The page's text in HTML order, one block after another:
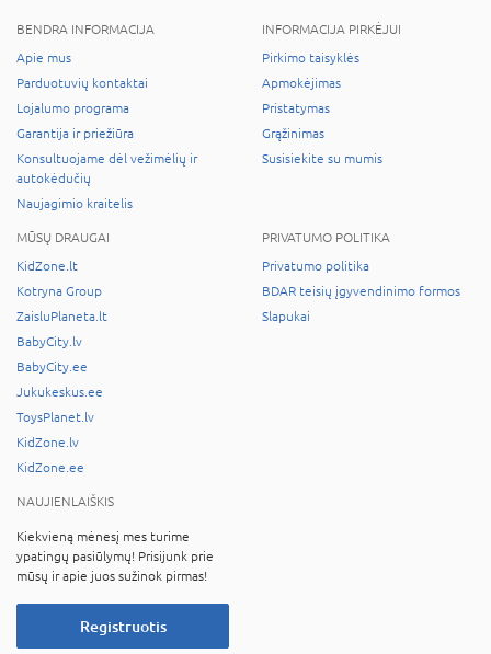
BENDRA INFORMACIJA
Apie mus
Parduotuvių kontaktai
Lojalumo programa
Garantija ir priežiūra
Konsultuojame dėl vežimėlių ir
autokėdučių
Naujagimio kraitelis
INFORMACIJA PIRKĖJUI
Pirkimo taisyklės
Apmokėjimas
Pristatymas
Grąžinimas
Susisiekite su mumis
MŪSŲ DRAUGAI
KidZone.lt
Kotryna Group
ZaisluPlaneta.lt
BabyCity.lv
BabyCity.ee
Jukukeskus.ee
ToysPlanet.lv
KidZone.lv
KidZone.ee
PRIVATUMO POLITIKA
Privatumo politika
BDAR teisių įgyvendinimo formos
Slapukai
NAUJIENLAIŠKIS
Kiekvieną mėnesį mes turime
ypatingų pasiūlymų! Prisijunk prie
mūsų ir apie juos sužinok pirmas!
Registruotis